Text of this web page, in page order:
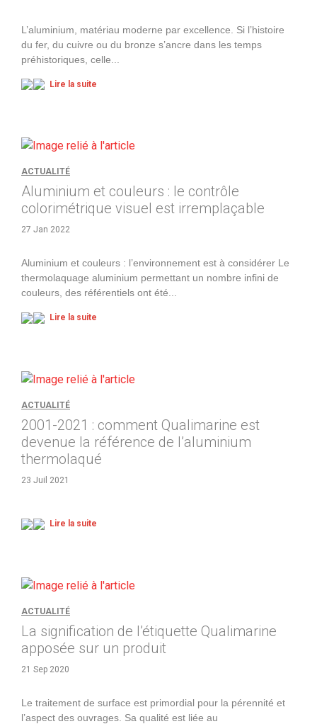
L’aluminium, matériau moderne par excellence. Si l’histoire
du fer, du cuivre ou du bronze s’ancre dans les temps
préhistoriques, celle
Lire la suite
ACTUALITÉ
Aluminium et couleurs : le contrôle
colorimétrique visuel est irremplaçable
27 Jan 2022
Aluminium et couleurs : l’environnement est à considérer Le
thermolaquage aluminium permettant un nombre infini de
couleurs, des référentiels ont été...
Lire la suite
ACTUALITÉ
2001-2021 : comment Qualimarine est
devenue la référence de l’aluminium
thermolaqué
23 Juil 2021
Lire la suite
ACTUALITÉ
La signification de l’étiquette Qualimarine
apposée sur un produit
21 Sep 2020
Le traitement de surface est primordial pour la pérennité et
l’aspect des ouvrages. Sa qualité est liée au